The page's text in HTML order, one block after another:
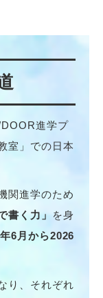
進学プ
室」での日本
関進学のため
書く力」 を身
6月から2026
り、それぞれ